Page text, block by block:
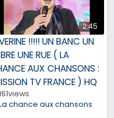
2:45
!!!!! UN BANC UN
UNE RUE ( LA
AUX CHANSONS :
TV FRANCE ) HQ
views
chance aux chansons